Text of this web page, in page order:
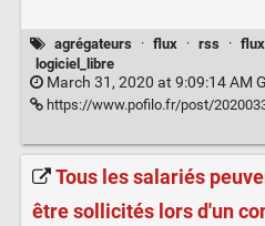
agrégateurs · flux · rss ·
logiciel_libre
March 31, 2020 at 9:09:14 AM
https://www.pofilo.fr/post/
Tous les salariés
être sollicités lors d'un